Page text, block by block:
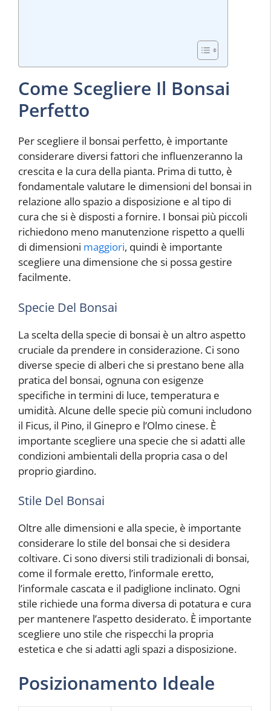
Come Scegliere Il Bonsai
Perfetto
Per scegliere il bonsai perfetto, è importante
considerare diversi fattori che influenzeranno la
crescita e la cura della pianta. Prima di tutto, è
fondamentale valutare le dimensioni del bonsai in
relazione allo spazio a disposizione e al tipo di
cura che si è disposti a fornire. I bonsai più piccoli
richiedono meno manutenzione rispetto a quelli
di dimensioni maggiori, quindi è importante
scegliere una dimensione che si possa gestire
facilmente.
Specie Del Bonsai
La scelta della specie di bonsai è un altro aspetto
cruciale da prendere in considerazione. Ci sono
diverse specie di alberi che si prestano bene alla
pratica del bonsai, ognuna con esigenze
specifiche in termini di luce, temperatura e
umidità. Alcune delle specie più comuni includono
il Ficus, il Pino, il Ginepro e l’Olmo cinese. È
importante scegliere una specie che si adatti alle
condizioni ambientali della propria casa o del
proprio giardino.
Stile Del Bonsai
Oltre alle dimensioni e alla specie, è importante
considerare lo stile del bonsai che si desidera
coltivare. Ci sono diversi stili tradizionali di bonsai,
come il formale eretto, l’informale eretto,
l’informale cascata e il padiglione inclinato. Ogni
stile richiede una forma diversa di potatura e cura
per mantenere l’aspetto desiderato. È importante
scegliere uno stile che rispecchi la propria
estetica e che si adatti agli spazi a disposizione.
Posizionamento Ideale